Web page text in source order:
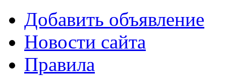
Добавить объявление
Новости сайта
Правила